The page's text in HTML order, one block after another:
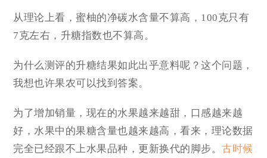
从理论上看，蜜柚的净碳水含量不算高，100克只有
7克左右，升糖指数也不算高。
为什么测评的升糖结果如此出乎意料呢？这个问题，
我想也许果农可以找到答案。
为了增加销量，现在的水果越来越甜，口感越来越
好，水果中的果糖含量也越来越高，看来，理论数据
完全已经跟不上水果品种，更新换代的脚步。古时候